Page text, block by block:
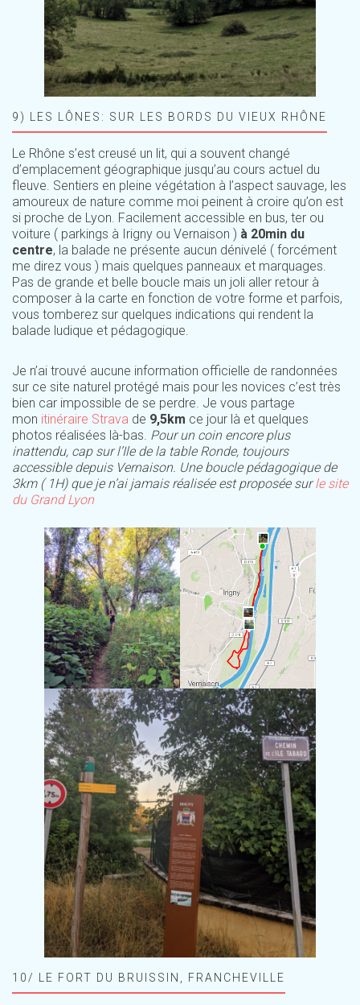
9) LES LÔNES: SUR LES BORDS DU VIEUX RHÔNE
Le Rhône s’est creusé un lit, qui a souvent changé
d’emplacement géographique jusqu’au cours actuel du
fleuve. Sentiers en pleine végétation à l’aspect sauvage, les
amoureux de nature comme moi peinent à croire qu’on est
si proche de Lyon. Facilement accessible en bus, ter ou
voiture ( parkings à Irigny ou Vernaison ) à 20min du
centre, la balade ne présente aucun dénivelé ( forcément
me direz vous ) mais quelques panneaux et marquages.
Pas de grande et belle boucle mais un joli aller retour à
composer à la carte en fonction de votre forme et parfois,
vous tomberez sur quelques indications qui rendent la
balade ludique et pédagogique.
Je n’ai trouvé aucune information officielle de randonnées
sur ce site naturel protégé mais pour les novices c’est très
bien car impossible de se perdre. Je vous partage
mon itinéraire Strava de 9,5km ce jour là et quelques
photos réalisées là-bas. Pour un coin encore plus
inattendu, cap sur l’Ile de la table Ronde, toujours
accessible depuis Vernaison. Une boucle pédagogique de
3km ( 1H) que je n’ai jamais réalisée est proposée surle site
du Grand Lyon
10/ LE FORT DU BRUISSIN, FRANCHEVILLE